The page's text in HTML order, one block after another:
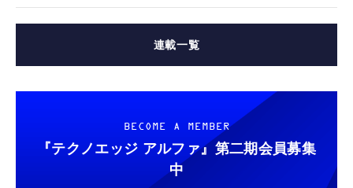
連載一覧
BECOME A MEMBER
『テクノエッジ アルファ』 第二期会員募集
中